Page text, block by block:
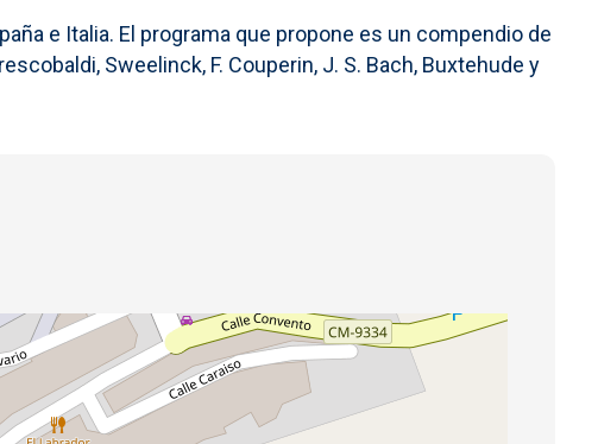
e Italia. El programa que propone es un compendio de
Sweelinck, F. Couperin, J. S. Bach, Buxtehude y